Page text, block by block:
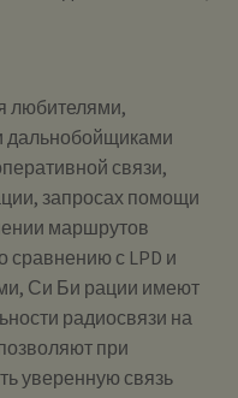
любителями,
дальнобойщиками
связи,
запросах помощи
маршрутов
сравнению с LPD и
Си Би рации имеют
радиосвязи на
при
уверенную связь